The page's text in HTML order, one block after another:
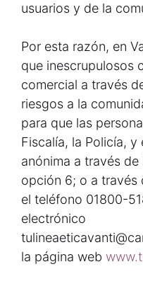
usuarios y de la
Por esta razón, en
que inescrupulosos
comercial a través
riesgos a la
para que las
Fiscalía, la Policía, y
anónima a través de
opción 6; o a través
el teléfono 01800-
electrónico
la página web